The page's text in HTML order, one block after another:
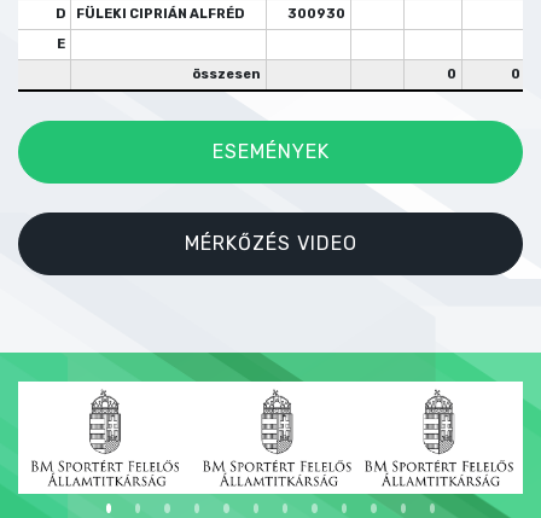
D
FÜLEKI CIPRIÁN ALFRÉD
300930
E
összesen
0 0
ESEMÉNYEK
MÉRKŐZÉS VIDEO